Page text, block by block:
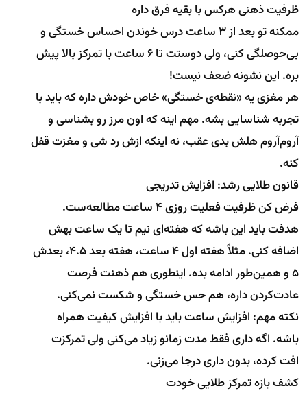
ظرفیت ذهنی هرکس با بقیه فرق داره
ممکنه تو بعد از ۳ ساعت درس خوندن احساس خستگی و
بی‌حوصلگی کنی، ولی دوستت تا ۶ ساعت با تمرکز بالا پیش
بره. این نشونه ضعف نیست!
هر مغزی یه «نقطه‌ی خستگی» خاص خودش داره که باید با
تجربه شناسایی بشه. مهم اینه که اون مرز رو بشناسی و
آروم‌آروم هلش بدی عقب، نه اینکه ازش رد شی و مغزت قفل
کنه.
قانون طلایی رشد: افزایش تدریجی
فرض کن ظرفیت فعلیت روزی ۴ ساعت مطالعه‌ست.
هدفت باید این باشه که هفته‌ای نیم تا یک ساعت بهش
اضافه کنی. مثلاً هفته اول ۴ ساعت، هفته بعد ۴.۵، بعدش
۵ و همین‌طور ادامه بده. اینطوری هم ذهنت فرصت
عادت‌کردن داره، هم حس خستگی و شکست نمی‌کنی.
نکته مهم: افزایش ساعت باید با افزایش کیفیت همراه
باشه. اگه داری فقط مدت زمانو زیاد می‌کنی ولی تمرکزت
افت کرده، بدون داری درجا می‌زنی.
کشف بازه تمرکز طلایی خودت